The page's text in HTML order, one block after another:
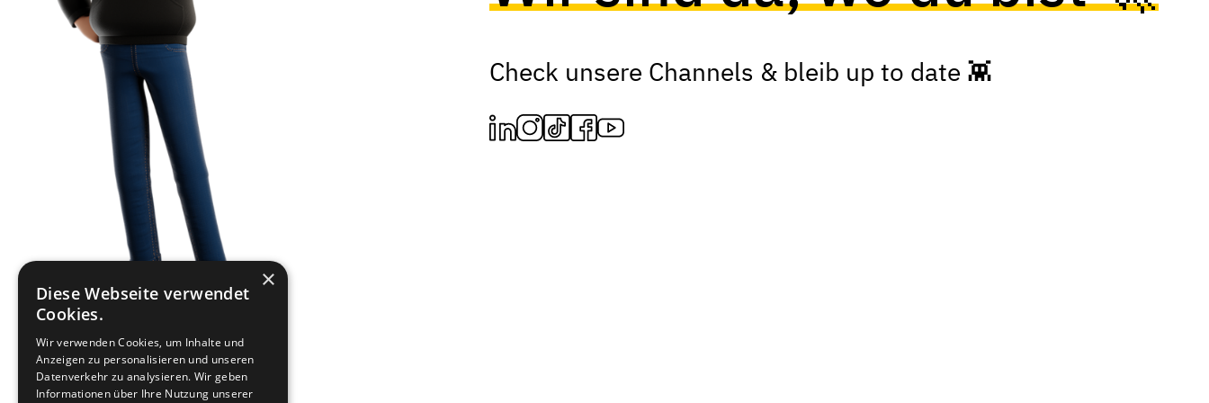
Check unsere Channels & bleib up to date 👾
×
Diese Webseite verwendet
Cookies.
Wir verwenden Cookies, um Inhalte und
Anzeigen zu personalisieren und unseren
Datenverkehr zu analysieren. Wir geben
Informationen über Ihre Nutzung unserer